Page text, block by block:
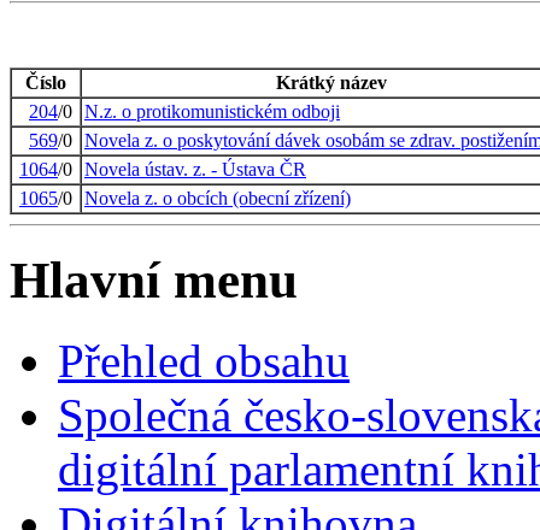
Číslo
Krátký název
204/0 N.z. o protikomunistickém odboji
569/0 Novela z. o poskytování dávek osobám se zdrav.
1064/0 Novela ústav. z. - Ústava ČR
1065/0 Novela z. o obcích (obecní zřízení)
Hlavní menu
Přehled obsahu
Společná česko-
digitální parlamentní